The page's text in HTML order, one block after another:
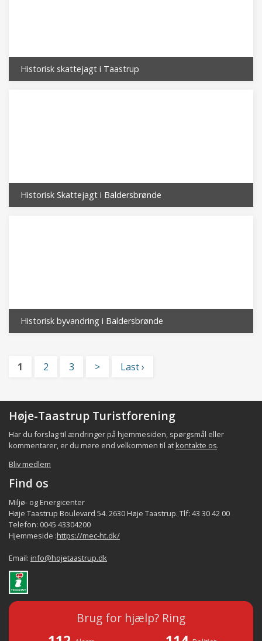
Historisk skattejagt i Taastrup
Historisk Skattejagt i Baldersbrønde
Historisk byvandring i Baldersbrønde
1 2 3 > Last ›
Høje-Taastrup Turistforening
Har du forslag til ændringer på hjemmesiden, spørgsmål eller
kommentarer, er du mere end velkommen til at kontakte os.
Bliv medlem
Find os
Miljø- og Energicenter
Høje Taastrup Boulevard 54. 2630 Høje Taastrup. Tlf: 43 30 42 00
Telefon: 0045 43304200
Hjemmeside :https://mec-ht.dk/
Email: info@hojetaastrup.dk
Brug for hjælp? Ring